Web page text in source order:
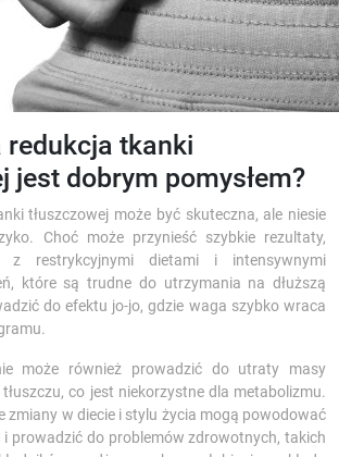
redukcja tkanki
jest dobrym pomysłem?
tłuszczowej może być skuteczna, ale niesie
Choć może przynieść szybkie rezultaty,
restrykcyjnymi dietami i intensywnymi
które są trudne do utrzymania na dłuższą
do efektu jo-jo, gdzie waga szybko wraca
może również prowadzić do utraty masy
co jest niekorzystne dla metabolizmu.
zmiany w diecie i stylu życia mogą powodować
prowadzić do problemów zdrowotnych, takich